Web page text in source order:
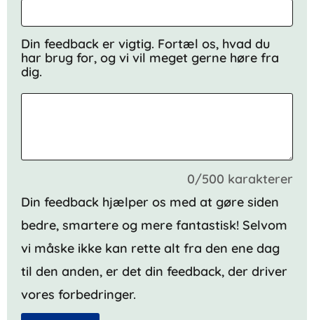
Din feedback er vigtig. Fortæl os, hvad du
har brug for, og vi vil meget gerne høre fra
dig.
0/500 karakterer
Din feedback hjælper os med at gøre siden
bedre, smartere og mere fantastisk! Selvom
vi måske ikke kan rette alt fra den ene dag
til den anden, er det din feedback, der driver
vores forbedringer.